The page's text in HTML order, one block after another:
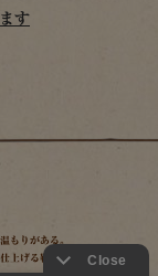
す
もりがある。
上げる鞄作り。